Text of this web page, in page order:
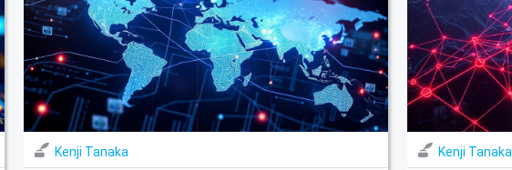
Kenji Tanaka Kenji Tanaka